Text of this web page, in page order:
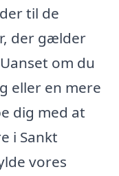
til de
der gælder
om du
eller en mere
dig med at
i Sankt
vores